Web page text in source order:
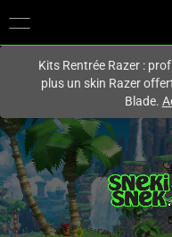
Vous êtes actuellement
Kits Rentrée Razer :
plus un skin Razer
Blade.